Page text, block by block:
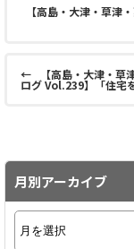
【高島・大津・草津
← 【高島・大津・
ログ Vol.239】「住宅
月別アーカイブ